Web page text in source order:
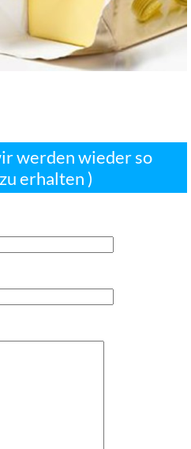
werden wieder so
erhalten )